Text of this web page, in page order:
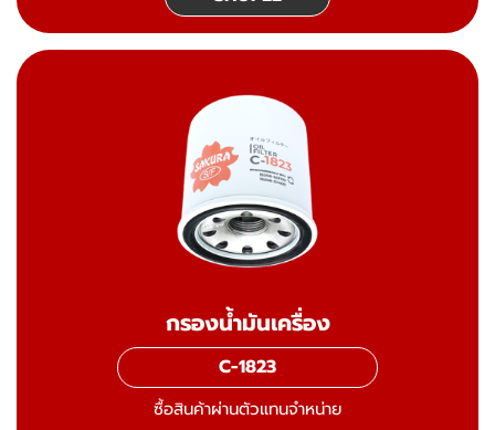
กรองน้ำมันเครื่อง
C-1823
ซื้อสินค้าผ่านตัวแทนจำหน่าย